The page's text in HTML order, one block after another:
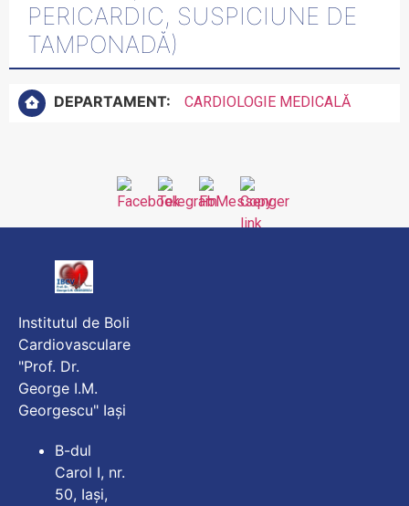
PERICARDIC, SUSPICIUNE DE
TAMPONADĂ)
DEPARTAMENT: CARDIOLOGIE MEDICALĂ
Institutul de Boli
Cardiovasculare
"Prof. Dr.
George I.M.
Georgescu" Iași
B-dul
Carol I, nr.
50, Iași,